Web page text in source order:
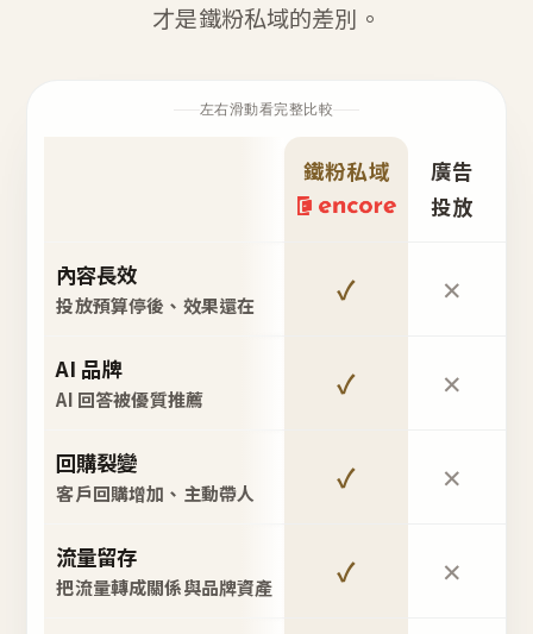
才是鐵粉私域的差別。
左右滑動看完整比較
鐵粉私域
廣告
投放
內容長效
投放預算停後、效果還在 ✓ ✕
AI 品牌
AI 回答被優質推薦 ✓ ✕
回購裂變
客戶回購增加、主動帶人 ✓ ✕
流量留存
把流量轉成關係與品牌資產 ✓ ✕